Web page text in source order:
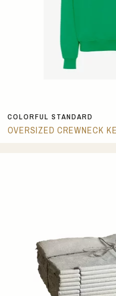
COLORFUL STANDARD
OVERSIZED CREWNECK